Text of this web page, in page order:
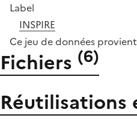
Label
INSPIRE
Ce jeu de données
Fichiers (6)
Réutilisations